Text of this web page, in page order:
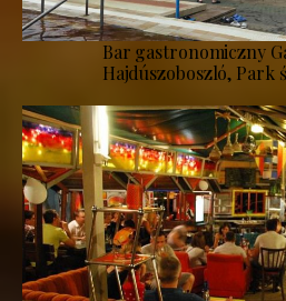
Bar gastronomiczny
Hajdúszoboszló, Park